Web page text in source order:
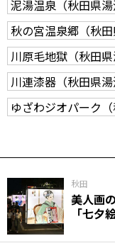
泥湯温泉（秋田県湯
秋の宮温泉郷（秋田
川原毛地獄（秋田県
川連漆器（秋田県湯
ゆざわジオパーク（
秋田
美人画
「七夕